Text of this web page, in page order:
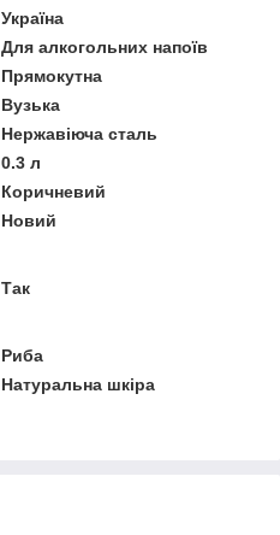
Україна
Для алкогольних напоїв
Прямокутна
Вузька
Нержавіюча сталь
0.3 л
Коричневий
Новий
Так
Риба
Натуральна шкіра